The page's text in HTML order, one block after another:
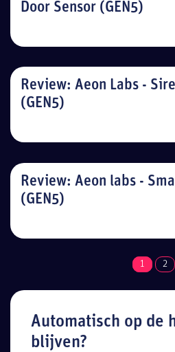
Door Sensor (GEN5)
Review: Aeon Labs -
(GEN5)
Review: Aeon labs -
(GEN5)
1 2
Automatisch op de
blijven?